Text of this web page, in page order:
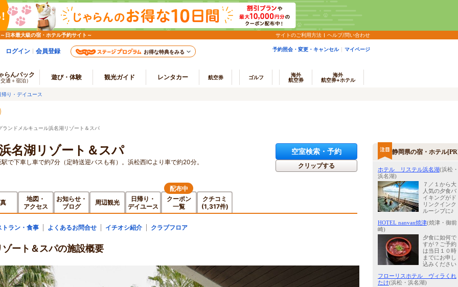
日本最大級の宿・ホテル予約サイト～ サイトのご利用方法 ヘルプ/問い合わせ
ログイン 会員登録 お得な特典をみる 予約照会・変更・キャンセル マイページ
らんパック
交通＋宿泊） 遊び・体験 観光ガイド レンタカー 航空券 ゴルフ
海外
航空券
海外
航空券+ホテル
帰り・デイユース
ンドメルキュール浜名湖リゾート＆スパ
名湖リゾート＆スパ
で下車し車で約7分（定時送迎バスも有）。浜松西ICより車で約20分。
空室検索・予約
クリップする
地図・
アクセス
お知らせ・
ブログ
周辺観光
日帰り・
デイユース
クーポン
一覧
配布中
クチコミ
(1,317件)
トラン・食事 よくあるお問合せ イチオシ紹介 クラブフロア
ート＆スパの施設概要
静岡県の宿・ホテル
ホテル リステル浜名湖(浜松・
浜名湖)
７／１から大
人気の夕食バ
イキングがド
リンクインク
ルーシブに♪
HOTEL nanvan焼津(焼津・御前
崎)
夕食に如何で
すが？ご予約
は当日１０時
までにお申し
込みください
フローリスホテル ヴィラくれ
たけ(浜松・浜名湖)